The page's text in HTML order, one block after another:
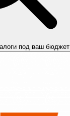
под ваш бюджет